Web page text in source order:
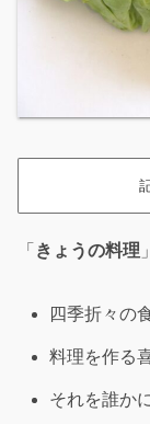
「 きょうの料理
四季折々の
料理を作る
それを誰か